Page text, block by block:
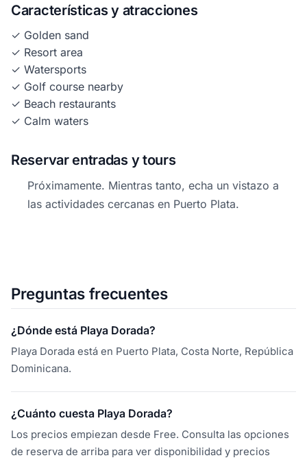
Características y atracciones
✓ Golden sand
✓ Resort area
✓ Watersports
✓ Golf course nearby
✓ Beach restaurants
✓ Calm waters
Reservar entradas y tours
Próximamente. Mientras tanto, echa un vistazo a
las actividades cercanas en Puerto Plata.
Preguntas frecuentes
¿Dónde está Playa Dorada?
Playa Dorada está en Puerto Plata, Costa Norte, República
Dominicana.
¿Cuánto cuesta Playa Dorada?
Los precios empiezan desde Free. Consulta las opciones
de reserva de arriba para ver disponibilidad y precios